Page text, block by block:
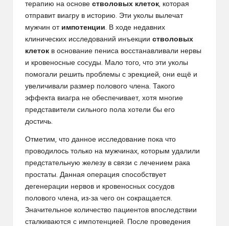
терапию на основе стволовых клеток , которая
отправит виагру в историю. Эти уколы вылечат
мужчин от импотенции . В ходе недавних
клинических исследований инъекции стволовых
клеток в основание пениса восстанавливали нервы
и кровеносные сосуды. Мало того, что эти уколы
помогали решить проблемы с эрекцией, они ещё и
увеличивали размер полового члена. Такого
эффекта виагра не обеспечивает, хотя многие
представители сильного пола хотели бы его
достичь.
Отметим, что данное исследование пока что
проводилось только на мужчинах, которым удалили
предстательную железу в связи с лечением рака
простаты. Данная операция способствует
дегенерации нервов и кровеносных сосудов
полового члена, из-за чего он сокращается.
Значительное количество пациентов впоследствии
сталкиваются с импотенцией. После проведения